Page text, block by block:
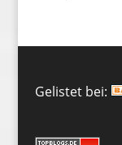
Gelistet bei: